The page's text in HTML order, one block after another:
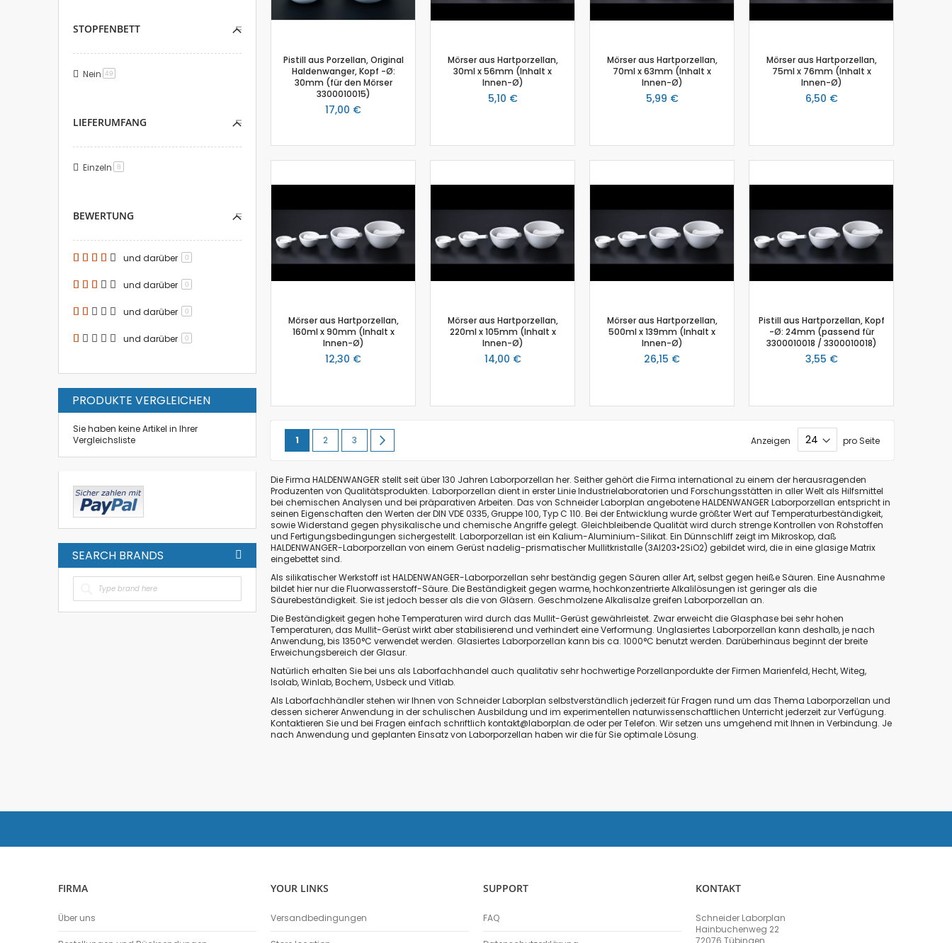
Beschleunigungssensor
Bewegungssensor
Drehbewegungssensor
Drucksensor
Fahrbahn
Geiger-Müller-Zähler
GM-Adapter
Großflächenzählrohr
Kolorimeter
Sensor Ladung / Elektroskop
Leitfähigkeitssensor
Magnetische Flussdichte
Magnetfeld
Mikrofon
pH-Sensor
pH - Elektrodenverstärker
Schalldruck
Schallwellensensor
Spannungssensor
Stromsensor
Temperatursensor
Timer
Tropfenzähler
Ultraschall-Bewegungssensor
UV-Sensor
Pistill aus Porzellan, Original
Haldenwanger, Kopf -Ø:
30mm (für den Mörser
3300010015)
17,00 €
Mörser aus Hartporzellan,
30ml x 56mm (Inhalt x
Innen-Ø)
5,10 €
Mörser aus Hartporzellan,
70ml x 63mm (Inhalt x
Innen-Ø)
5,99 €
Mörser aus Hartporzellan,
75ml x 76mm (Inhalt x
Innen-Ø)
6,50 €
Mörser aus Hartporzellan,
160ml x 90mm (Inhalt x
Innen-Ø)
12,30 €
Mörser aus Hartporzellan,
220ml x 105mm (Inhalt x
Innen-Ø)
14,00 €
Mörser aus Hartporzellan,
500ml x 139mm (Inhalt x
Innen-Ø)
26,15 €
Pistill aus Hartporzellan, Kopf
-Ø: 24mm (passend für
3300010018 / 3300010018)
3,55 €
Seite
Sie lesen gerade Seite
1 Seite
2 Seite
3 Anzeigen pro Seite
Die Firma HALDENWANGER stellt seit über 130 Jahren Laborporzellan her. Seither gehört die Firma international zu einem der herausragenden
Produzenten von Qualitätsprodukten. Laborporzellan dient in erster Linie Industrielaboratorien und Forschungsstätten in aller Welt als Hilfsmittel
bei chemischen Analysen und bei präparativen Arbeiten. Das von Schneider Laborplan angebotene HALDENWANGER Laborporzellan entspricht in
seinen Eigenschaften den Werten der DIN VDE 0335, Gruppe 100, Typ C 110. Bei der Entwicklung wurde größter Wert auf Temperaturbeständigkeit,
sowie Widerstand gegen physikalische und chemische Angriffe gelegt. Gleichbleibende Qualität wird durch strenge Kontrollen von Rohstoffen
und Fertigungsbedingungen sichergestellt. Laborporzellan ist ein Kalium-Aluminium-Silikat. Ein Dünnschliff zeigt im Mikroskop, daß
HALDENWANGER-Laborporzellan von einem Gerüst nadelig-prismatischer Mullitkristalle (3Al203•2SiO2) gebildet wird, die in eine glasige Matrix
eingebettet sind.
Als silikatischer Werkstoff istHALDENWANGER-Laborporzellan sehr beständig gegen Säuren aller Art, selbst gegen heiße Säuren. Eine Ausnahme
bildet hier nur die Fluorwasserstoff-Säure. Die Beständigkeit gegen warme, hochkonzentrierte Alkalilösungen ist geringer als die
Säurebeständigkeit. Sie ist jedoch besser als die von Gläsern. Geschmolzene Alkalisalze greifen Laborporzellan an.
Die Beständigkeit gegen hohe Temperaturen wird durch das Mullit-Gerüst gewährleistet. Zwar erweicht die Glasphase bei sehr hohen
Temperaturen, das Mullit-Gerüst wirkt aber stabilisierend und verhindert eine Verformung. Unglasiertes Laborporzellan kann deshalb, je nach
Anwendung, bis 1350°C verwendet werden. Glasiertes Laborporzellan kann bis ca. 1000°C benutzt werden. Darüberhinaus beginnt der breite
Erweichungsbereich der Glasur.
Natürlich erhalten Sie bei uns als Laborfachhandel auch qualitativ sehr hochwertige Porzellanpordukte der Firmen Marienfeld,Hecht,Witeg,
Isolab,Winlab,Bochem,Usbeckund Vitlab.
Als Laborfachhändler stehen wir Ihnen von Schneider Laborplan selbstverständlich jederzeit für Fragen rund um das Thema Laborporzellan und
dessen sicherer Anwendung in der schulischen Ausbildung und im experimentellen naturwissenschaftlichen Unterricht jederzeit zur Verfügung.
Kontaktieren Sie und bei Fragen einfach schriftlich kontakt@laborplan.deoder per Telefon. Wir setzen uns umgehend mit Ihnen in Verbindung. Je
nach Anwendung und geplanten Einsatz von Laborporzellan haben wir die für Sie optimale Lösung.
STOPFENBETT
Nein 49
LIEFERUMFANG
Einzeln 8Artikel
BEWERTUNG
und darüber 0
und darüber 0
und darüber 0
und darüber 0
PRODUKTE VERGLEICHEN
Sie haben keine Artikel in Ihrer
Vergleichsliste
SEARCH BRANDS
FIRMA
Über uns
YOUR LINKS
Versandbedingungen
SUPPORT
FAQ
KONTAKT
Schneider Laborplan
Hainbuchenweg 22
72076 Tübingen